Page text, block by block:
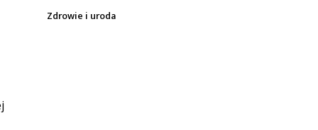
Zdrowie i uroda